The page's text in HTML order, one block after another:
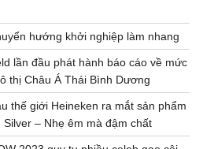
hướng khởi nghiệp làm nhang
lần đầu phát hành báo cáo về mức
thị Châu Á Thái Bình Dương
thế giới Heineken ra mắt sản phẩm
– Nhẹ êm mà đậm chất